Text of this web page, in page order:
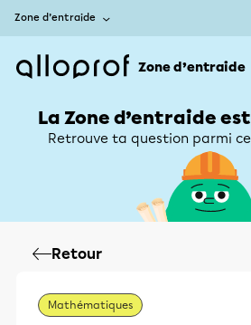
Zone d’entraide
Zone d’entraide
La Zone d’entraide
Retrouve ta question parmi
Retour
Mathématiques